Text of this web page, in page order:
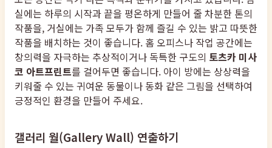
실에는 하루의 시작과 끝을 평온하게 만들어 줄 차분한 톤의
작품을, 거실에는 가족 모두가 함께 즐길 수 있는 밝고 따뜻한
작품을 배치하는 것이 좋습니다. 홈 오피스나 작업 공간에는
창의력을 자극하는 추상적이거나 독특한 구도의 토츠카 미사
코 아트프린트를 걸어두면 좋습니다. 아이 방에는 상상력을
키워줄 수 있는 귀여운 동물이나 동화 같은 그림을 선택하여
긍정적인 환경을 만들어 주세요.
갤러리 월(Gallery Wall) 연출하기